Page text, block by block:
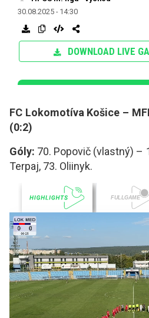
FC Lokomotíva Košice –
(0:2)
Góly: 70. Popovič (vlastný) –
Terpaj, 73. Oliinyk.